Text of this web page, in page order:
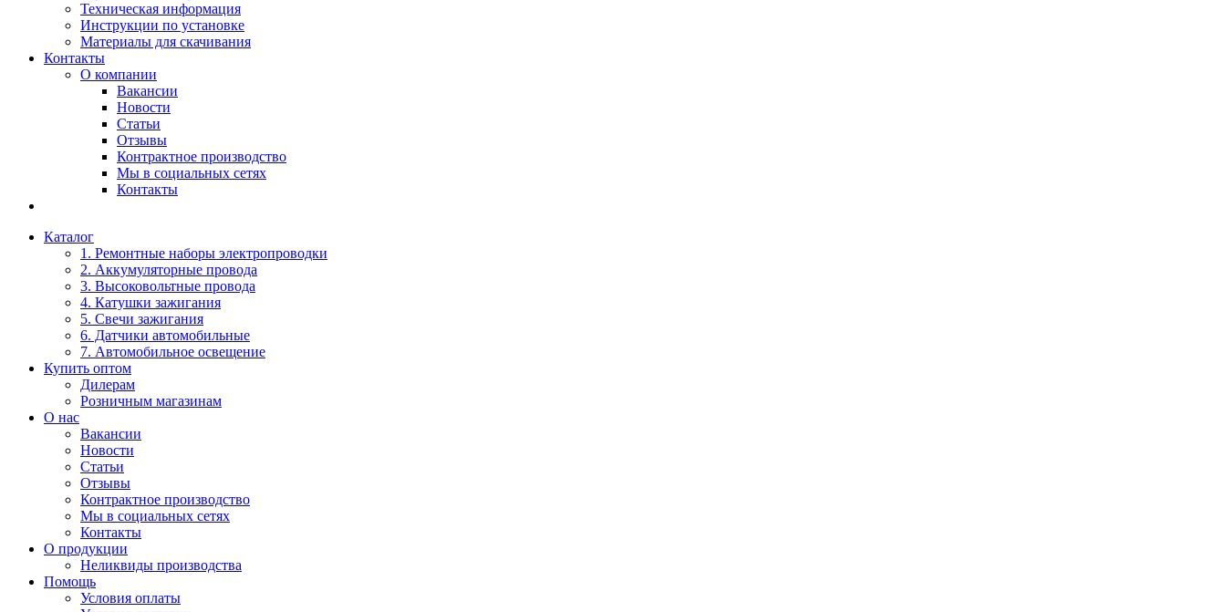
Техническая информация
Инструкции по установке
Материалы для скачивания
Контакты
О компании
Вакансии
Новости
Статьи
Отзывы
Контрактное производство
Мы в социальных сетях
Контакты
Каталог
1. Ремонтные наборы электропроводки
2. Аккумуляторные провода
3. Высоковольтные провода
4. Катушки зажигания
5. Свечи зажигания
6. Датчики автомобильные
7. Автомобильное освещение
Купить оптом
Дилерам
Розничным магазинам
О нас
Вакансии
Новости
Статьи
Отзывы
Контрактное производство
Мы в социальных сетях
Контакты
О продукции
Неликвиды производства
Помощь
Условия оплаты